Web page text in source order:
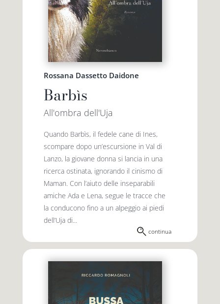
Rossana Dassetto Daidone
Barbìs
All'ombra dell'Uja
Quando Barbìs, il fedele cane di Ines,
scompare dopo un’escursione in Val di
Lanzo, la giovane donna si lancia in una
ricerca ostinata, ignorando il cinismo di
Maman. Con l’aiuto delle inseparabili
amiche Ada e Lena, segue le tracce che
la conducono fino a un alpeggio ai piedi
dell’Uja di...
continua